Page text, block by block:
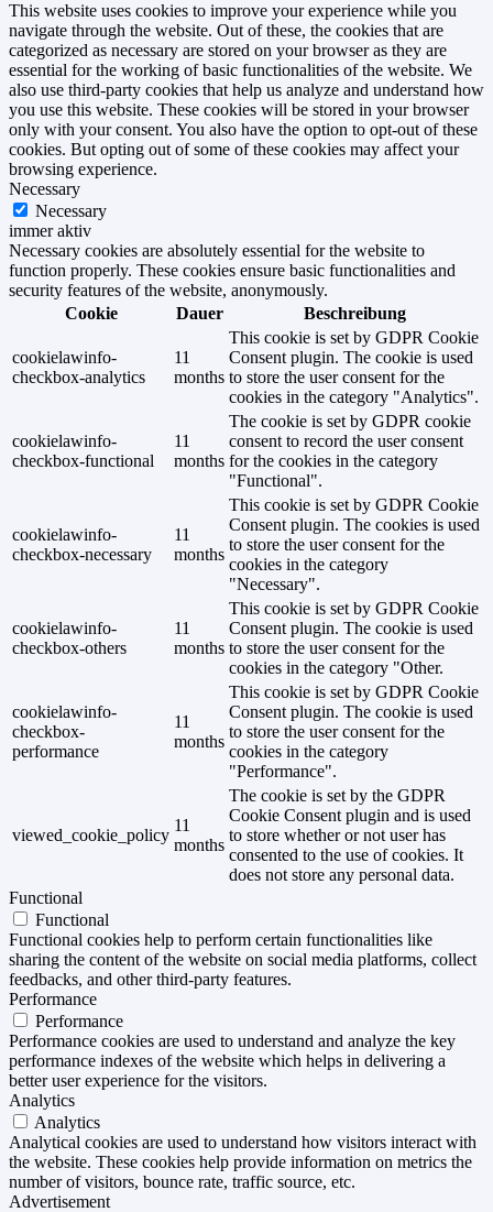
This website uses cookies to improve your experience while you
navigate through the website. Out of these, the cookies that are
categorized as necessary are stored on your browser as they are
essential for the working of basic functionalities of the website. We
also use third-party cookies that help us analyze and understand how
you use this website. These cookies will be stored in your browser
only with your consent. You also have the option to opt-out of these
cookies. But opting out of some of these cookies may affect your
browsing experience.
Necessary
Necessary
immer aktiv
Necessary cookies are absolutely essential for the website to
function properly. These cookies ensure basic functionalities and
security features of the website, anonymously.
Cookie
Dauer Beschreibung
cookielawinfo-
checkbox-analytics
11
months
This cookie is set by GDPR Cookie
Consent plugin. The cookie is used
to store the user consent for the
cookies in the category "Analytics".
cookielawinfo-
checkbox-functional
11
months
The cookie is set by GDPR cookie
consent to record the user consent
for the cookies in the category
"Functional".
cookielawinfo-
checkbox-necessary
11
months
This cookie is set by GDPR Cookie
Consent plugin. The cookies is used
to store the user consent for the
cookies in the category
"Necessary".
cookielawinfo-
checkbox-others
11
months
This cookie is set by GDPR Cookie
Consent plugin. The cookie is used
to store the user consent for the
cookies in the category "Other.
cookielawinfo-
checkbox-
performance
11
months
This cookie is set by GDPR Cookie
Consent plugin. The cookie is used
to store the user consent for the
cookies in the category
"Performance".
viewed_cookie_policy
11
months
The cookie is set by the GDPR
Cookie Consent plugin and is used
to store whether or not user has
consented to the use of cookies. It
does not store any personal data.
Functional
Functional
Functional cookies help to perform certain functionalities like
sharing the content of the website on social media platforms, collect
feedbacks, and other third-party features.
Performance
Performance
Performance cookies are used to understand and analyze the key
performance indexes of the website which helps in delivering a
better user experience for the visitors.
Analytics
Analytics
Analytical cookies are used to understand how visitors interact with
the website. These cookies help provide information on metrics the
number of visitors, bounce rate, traffic source, etc.
Advertisement